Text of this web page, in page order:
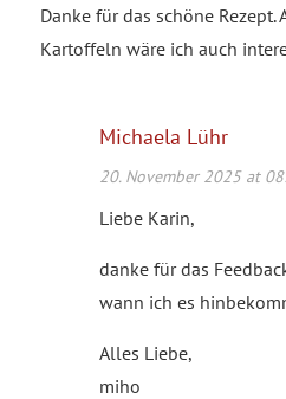
Danke für das schöne Rezept.
Kartoffeln wäre ich auch
Michaela Lühr
20. November 2025 at
Liebe Karin,
danke für das
wann ich es
Alles Liebe,
miho